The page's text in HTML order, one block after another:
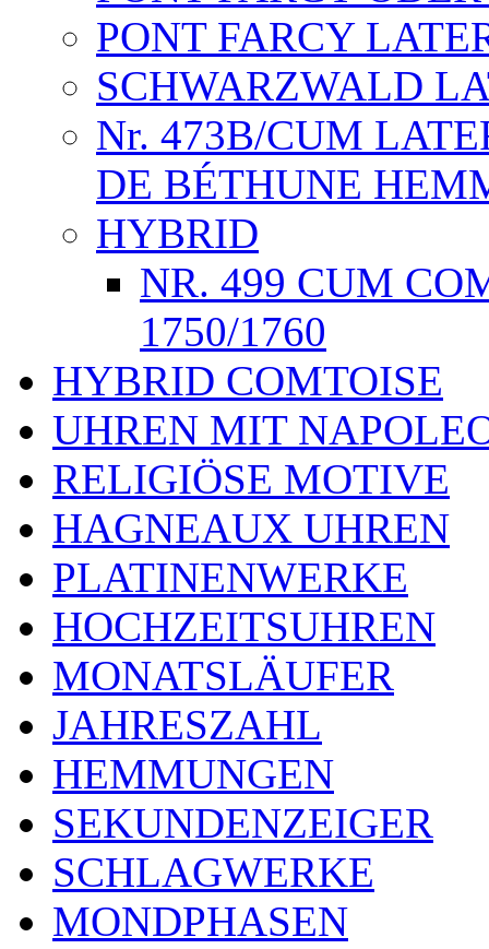
PONT FARCY
SCHWARZWALD
Nr. 473B/CUM
DE BÉTHUNE
HYBRID
NR. 499 CUM
1750/1760
HYBRID COMTOISE
UHREN MIT
RELIGIÖSE MOTIVE
HAGNEAUX UHREN
PLATINENWERKE
HOCHZEITSUHREN
MONATSLÄUFER
JAHRESZAHL
HEMMUNGEN
SEKUNDENZEIGER
SCHLAGWERKE
MONDPHASEN